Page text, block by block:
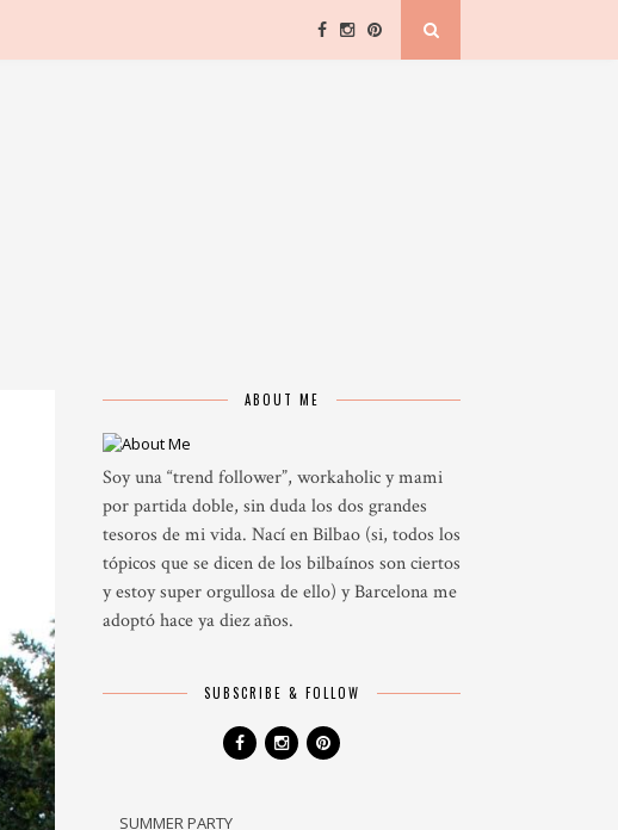
ABOUT ME
Soy una “trend follower”, workaholic y mami
por partida doble, sin duda los dos grandes
tesoros de mi vida. Nací en Bilbao (si, todos los
tópicos que se dicen de los bilbaínos son ciertos
y estoy super orgullosa de ello) y Barcelona me
adoptó hace ya diez años.
SUBSCRIBE & FOLLOW
SUMMER PARTY